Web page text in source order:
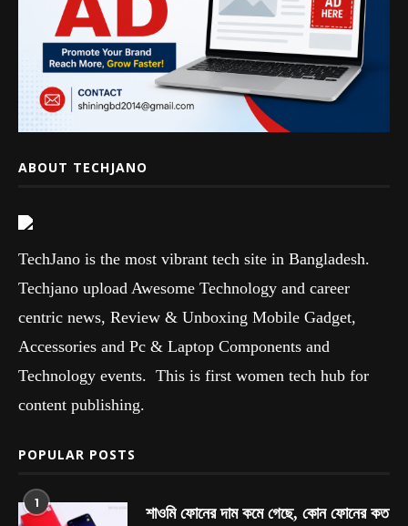
ABOUT TECHJANO
TechJano is the most vibrant tech site in Bangladesh.
Techjano upload Awesome Technology and career
centric news, Review & Unboxing Mobile Gadget,
Accessories and Pc & Laptop Components and
Technology events. This is first women tech hub for
content publishing.
POPULAR POSTS
1
শাওমি ফোনের দাম কমে গেছে, কোন ফোনের কত